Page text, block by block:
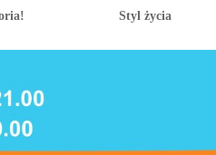
Styl życia